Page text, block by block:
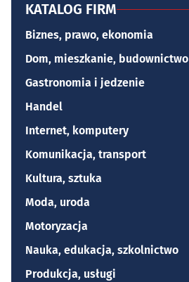
KATALOG FIRM
Biznes, prawo, ekonomia
Dom, mieszkanie, budownictwo
Gastronomia i jedzenie
Handel
Internet, komputery
Komunikacja, transport
Kultura, sztuka
Moda, uroda
Motoryzacja
Nauka, edukacja, szkolnictwo
Produkcja, usługi